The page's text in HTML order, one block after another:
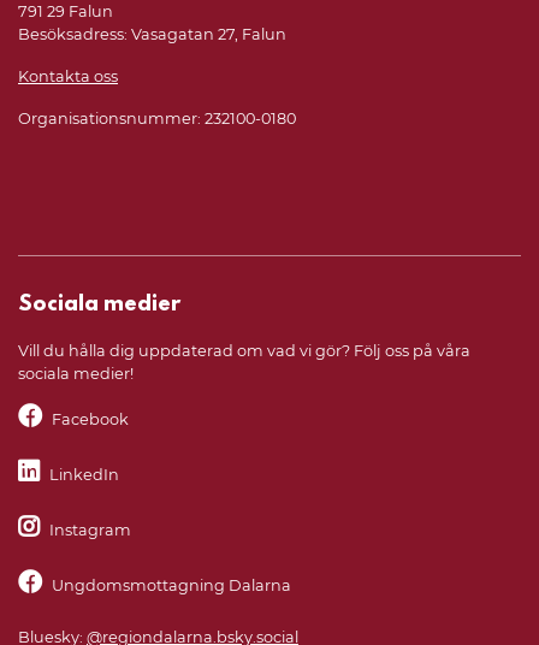
791 29 Falun
Besöksadress: Vasagatan 27, Falun
Kontakta oss
Organisationsnummer: 232100-0180
Sociala medier
Vill du hålla dig uppdaterad om vad vi gör? Följ oss på våra
sociala medier!
Facebook
LinkedIn
Instagram
Ungdomsmottagning Dalarna
Bluesky: @regiondalarna.bsky.social